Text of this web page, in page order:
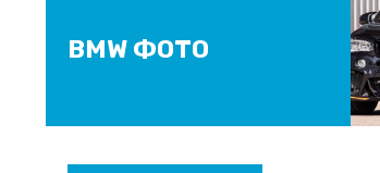
BMW ФОТО